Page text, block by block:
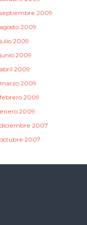
septiembre 2009
agosto 2009
julio 2009
junio 2009
abril 2009
marzo 2009
febrero 2009
enero 2009
diciembre 2007
octubre 2007